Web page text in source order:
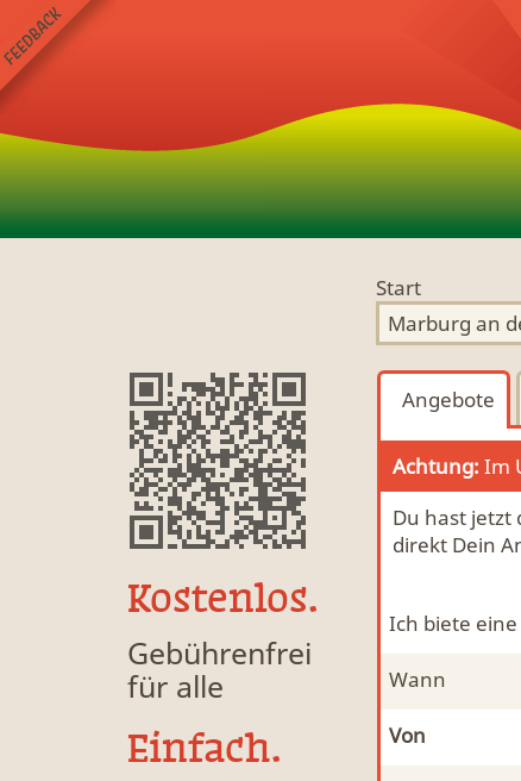
Start
Kostenlos.
Gebührenfrei
für alle
Einfach.
Angebote
Achtung: Im
Du hast jetzt
direkt Dein
Ich biete eine
Wann
Von